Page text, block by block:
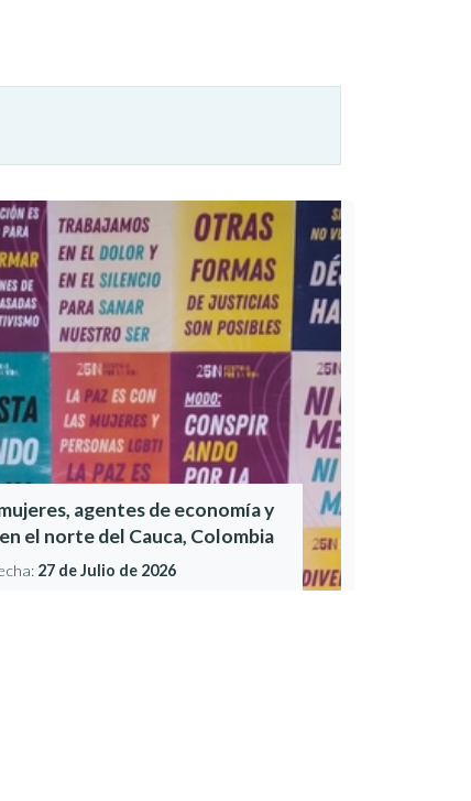
agentes de economía y
el norte del Cauca, Colombia
27 de Julio de 2026